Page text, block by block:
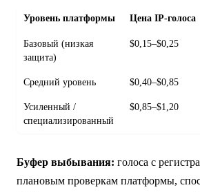
Уровень платформы Цена IP-голоса
Базовый (низкая
защита)
$0,15–$0,25
Средний уровень $0,40–$0,85
Усиленный /
специализированный
$0,85–$1,20
Буфер выбывания: голоса с
плановым проверкам платформы,